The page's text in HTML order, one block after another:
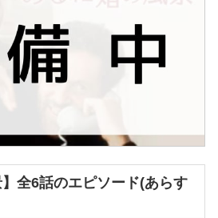
】全6話のエピソード(あらす